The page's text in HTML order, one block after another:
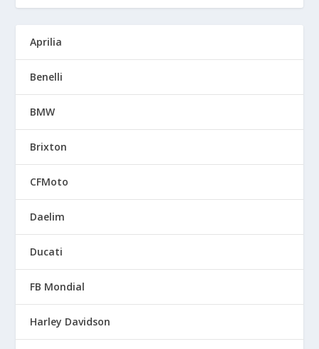
Aprilia
Benelli
BMW
Brixton
CFMoto
Daelim
Ducati
FB Mondial
Harley Davidson